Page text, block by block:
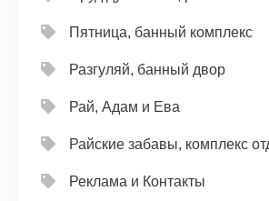
Пятница, банный комплекс
Разгуляй, банный двор
Рай, Адам и Ева
Райские забавы, комплекс
Реклама и Контакты